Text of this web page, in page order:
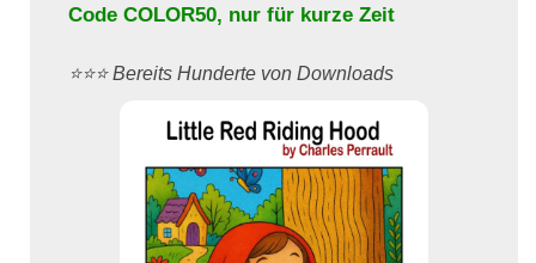
Code COLOR50, nur für kurze Zeit
⭐️⭐️⭐️ Bereits Hunderte von Downloads